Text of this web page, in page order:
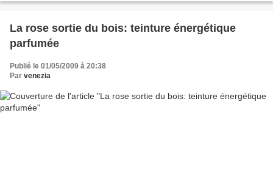
La rose sortie du bois: teinture énergétique
parfumée
Publié le 01/05/2009 à 20:38
Par venezia